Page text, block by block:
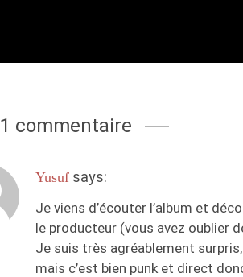
1 commentaire
Yusuf says:
Je viens d’écouter l’album et
le producteur (vous avez oublier
Je suis très agréablement
mais c’est bien punk et direct